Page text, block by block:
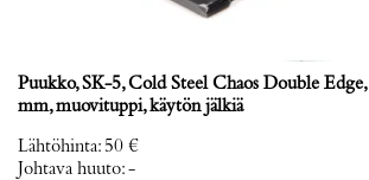
Puukko, SK-5, Cold Steel Chaos Double
mm, muovituppi, käytön jälkiä
Lähtöhinta: 50 €
Johtava huuto:-